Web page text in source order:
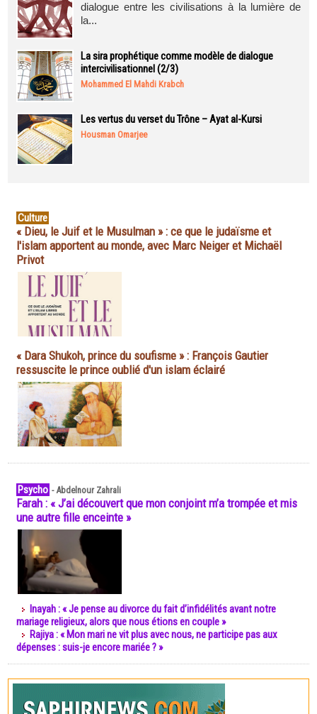
dialogue entre les civilisations à la lumière de
la...
La sira prophétique comme modèle de dialogue
intercivilisationnel (2/3)
Mohammed El Mahdi Krabch
Les vertus du verset du Trône – Ayat al-Kursi
Housman Omarjee
Culture
« Dieu, le Juif et le Musulman » : ce que le judaïsme et
l'islam apportent au monde, avec Marc Neiger et Michaël
Privot
« Dara Shukoh, prince du soufisme » : François Gautier
ressuscite le prince oublié d'un islam éclairé
Psycho -Abdelnour Zahrali
Farah : « J’ai découvert que mon conjoint m’a trompée et mis
une autre fille enceinte »
Inayah : « Je pense au divorce du fait d’infidélités avant notre
mariage religieux, alors que nous étions en couple »
Rajiya : « Mon mari ne vit plus avec nous, ne participe pas aux
dépenses : suis-je encore mariée ? »